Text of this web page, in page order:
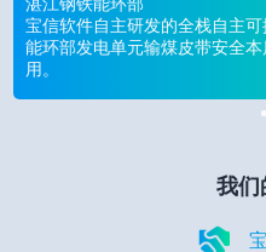
湛江钢铁能环部
宝信软件自主研发的全栈自主
能环部发电单元输煤皮带安全
用。
我们